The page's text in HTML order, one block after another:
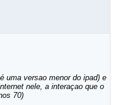
uma versao menor do ipad) e
nele, a interaçao que o
70)